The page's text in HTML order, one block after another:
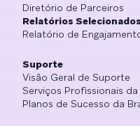
Diretório de Parceiros
Relatórios Selecionados
Relatório de
Suporte
Visão Geral de Suporte
Serviços Profissionais da
Planos de Sucesso da